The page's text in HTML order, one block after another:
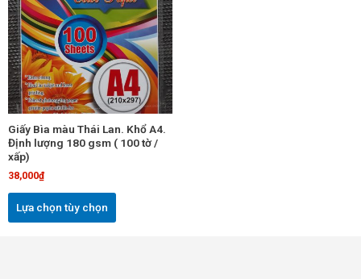
Giấy Bìa màu Thái Lan. Khổ A4.
Định lượng 180 gsm ( 100 tờ /
xấp)
38,000₫
Lựa chọn tùy chọn
có
nhiều
biến
thể.
Các
tùy
chọn
có
thể
trang